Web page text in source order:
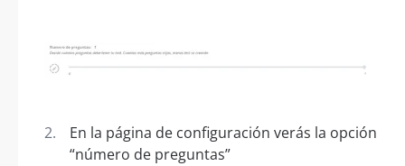
En la página de configuración verás la opción
“número de preguntas”